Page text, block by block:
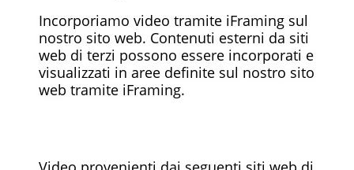
Incorporiamo video tramite iFraming sul
nostro sito web. Contenuti esterni da siti
web di terzi possono essere incorporati e
visualizzati in aree definite sul nostro sito
web tramite iFraming.